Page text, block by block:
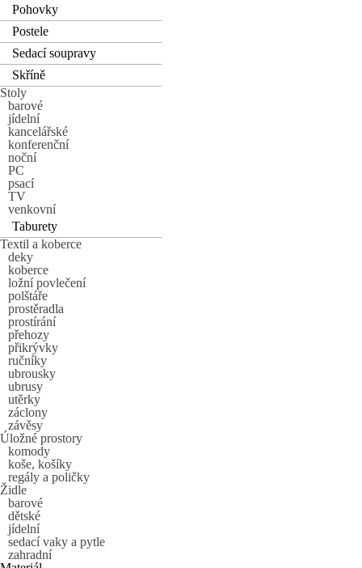
Pohovky
Postele
Sedací soupravy
Skříně
Stoly
barové
jídelní
kancelářské
konferenční
noční
PC
psací
TV
venkovní
Taburety
Textil a koberce
deky
koberce
ložní povlečení
polštáře
prostěradla
prostírání
přehozy
přikrývky
ručníky
ubrousky
ubrusy
utěrky
záclony
závěsy
Úložné prostory
komody
koše, košíky
regály a poličky
Židle
barové
dětské
jídelní
sedací vaky a pytle
zahradní